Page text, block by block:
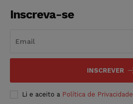
Inscreva-se
INSCREVER
Li e aceito a Política de Privacidade